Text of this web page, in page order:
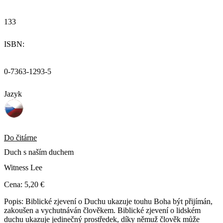
133
ISBN:
0-7363-1293-5
Jazyk
Do čitárne
Duch s naším duchem
Witness Lee
Cena: 5,20 €
Popis: Biblické zjevení o Duchu ukazuje touhu Boha být přijímán,
zakoušen a vychutnáván člověkem. Biblické zjevení o lidském
duchu ukazuje jedinečný prostředek, díky němuž člověk může